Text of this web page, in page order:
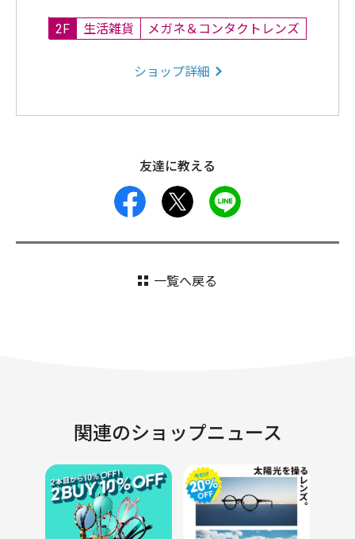
2F 生活雑貨 メガネ＆コンタクトレンズ
ショップ詳細
友達に教える
facebook
一覧へ戻る
関連のショップニュース